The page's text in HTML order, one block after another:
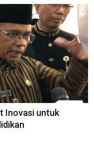
Inovasi untuk